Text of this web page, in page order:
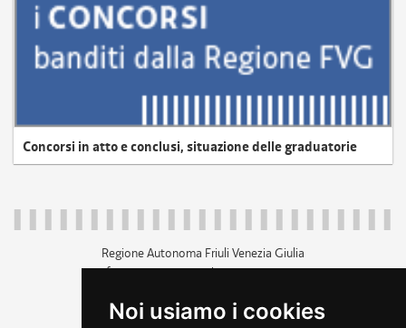
Noi usiamo i cookies
Concorsi in atto e conclusi, situazione delle graduatorie
Regione Autonoma Friuli Venezia Giulia
c.f. 80014930327; p.iva 00526040324
+39 040 3771111